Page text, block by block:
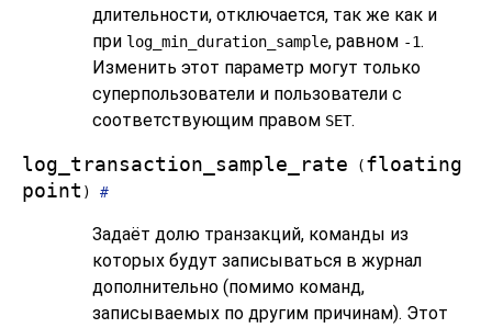
длительности, отключается, так же как и
при log_min_duration_sample, равном -1.
Изменить этот параметр могут только
суперпользователи и пользователи с
соответствующим правом SET.
log_transaction_sample_rate ( floating
point ) #
Задаёт долю транзакций, команды из
которых будут записываться в журнал
дополнительно (помимо команд,
записываемых по другим причинам). Этот